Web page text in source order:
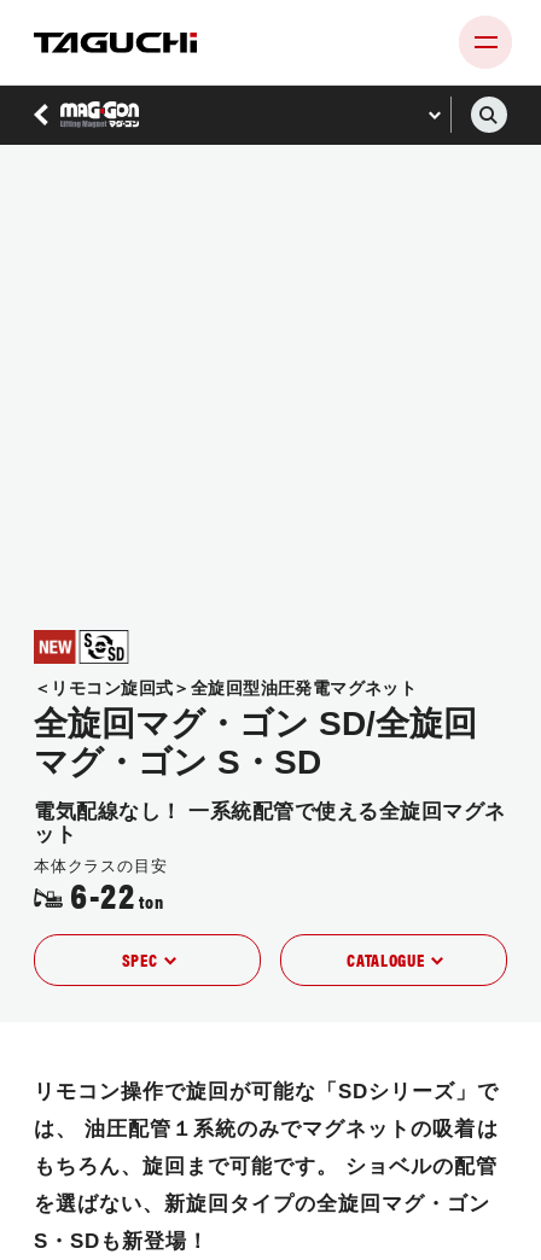
＜リモコン旋回式＞全旋回型油圧発電マグネット
全旋回マグ・ゴン SD/全旋回
マグ・ゴン S・SD
電気配線なし！ 一系統配管で使える全旋回マグネ
ット
本体クラスの目安
6-22 ton
SPEC CATALOGUE
リモコン操作で旋回が可能な「SDシリーズ」で
は、
油圧配管１系統のみでマグネットの吸着は
もちろん、旋回まで可能です。
ショベルの配管
を選ばない、新旋回タイプの全旋回マグ・ゴン
S・SDも新登場！